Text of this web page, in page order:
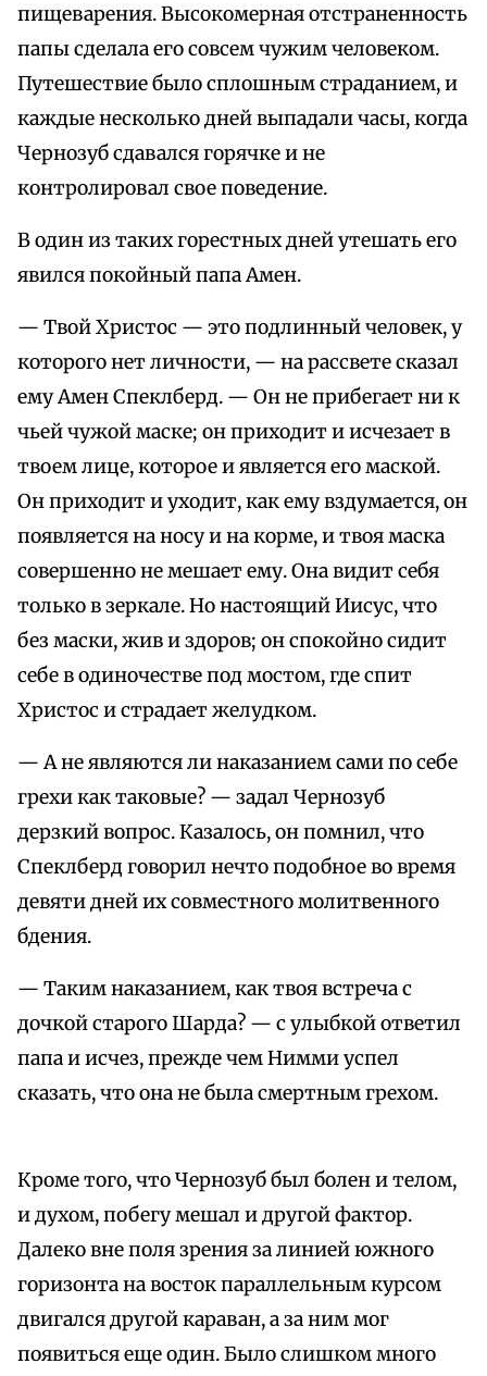
пищеварения. Высокомерная отстраненность
папы сделала его совсем чужим человеком.
Путешествие было сплошным страданием, и
каждые несколько дней выпадали часы, когда
Чернозуб сдавался горячке и не
контролировал свое поведение.
В один из таких горестных дней утешать его
явился покойный папа Амен.
— Твой Христос — это подлинный человек, у
которого нет личности, — на рассвете сказал
ему Амен Спеклберд. — Он не прибегает ни к
чьей чужой маске; он приходит и исчезает в
твоем лице, которое и является его маской.
Он приходит и уходит, как ему вздумается, он
появляется на носу и на корме, и твоя маска
совершенно не мешает ему. Она видит себя
только в зеркале. Но настоящий Иисус, что
без маски, жив и здоров; он спокойно сидит
себе в одиночестве под мостом, где спит
Христос и страдает желудком.
— А не являются ли наказанием сами по себе
грехи как таковые? — задал Чернозуб
дерзкий вопрос. Казалось, он помнил, что
Спеклберд говорил нечто подобное во время
девяти дней их совместного молитвенного
бдения.
— Таким наказанием, как твоя встреча с
дочкой старого Шарда? — с улыбкой ответил
папа и исчез, прежде чем Нимми успел
сказать, что она не была смертным грехом.
Кроме того, что Чернозуб был болен и телом,
и духом, побегу мешал и другой фактор.
Далеко вне поля зрения за линией южного
горизонта на восток параллельным курсом
двигался другой караван, а за ним мог
появиться еще один. Было слишком много